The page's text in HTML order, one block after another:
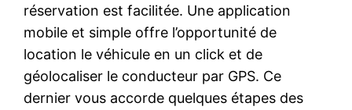
réservation est facilitée. Une application
mobile et simple offre l’opportunité de
location le véhicule en un click et de
géolocaliser le conducteur par GPS. Ce
dernier vous accorde quelques étapes des